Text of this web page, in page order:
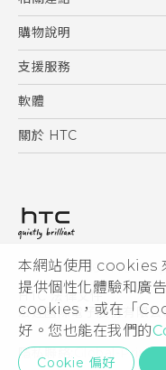
本網站使用 cookies
提供個性化體驗和廣
cookies，或在「
好。您也能在我們的
Cookie 偏好
智慧型手機
配件
HTC Research
購物說明
購物須知
訂單管理
付款方式
支援服務
到府收送維修服務
服務中心資訊
客戶服務佈告欄
軟體
應用程式
HTC Sync Manager
關於 HTC
投資人
隱私權政策
產品安全性
Cookie
Security and
© 2011-2026 HTC
HTC 法律文件
宏達國際電子股份有限
隱私聯絡: Global-